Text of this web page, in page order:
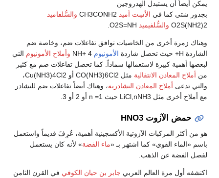
يمكن أيضاً أن يستبدل الهدروجين
بجذور شتى كما في الأسِت أميد
والسُّلفاميد
O2S(NH2)2 والسُّلفيميد
وهناك زمرة أخرى من الخاصيات توافق تفاعلات ضم، وخاصة ضم
الشاردة H+ حيث تحصل شاردة
الأمونيوم وأملاح الأمونيوم التي
لبعضها أهمية كبيرة لاستعمالها سماداً. كما تحصل تفاعلات ضم مع كثير
من أملاح المعادن الانتقالية
مثل CO(NH3)6Cl2 أو Cu(NH3)4Cl2،
والتي تدعى أملاح المعادن النشادرية، وهناك أيضاً تفاعلات ضم للنشادر
مع أملاح أخرى مثل LiCl,nNH3 حيث n =1 أو 2 أو 3.
حمض الآزوت HNO3
هو من أكثر المركبات الآزوتية الأكسجينية أهمية، عُرِفَ قديماً واستعمل
باسم «الماء القوي» كما اشتهر بـ «ماء الفضة» لأنه كان يستعمل
لفصل الفضة عن الذهب.
اكتشفه أول مرة العالم العربي جابر بن حيان الكوفي في القرن الثامن